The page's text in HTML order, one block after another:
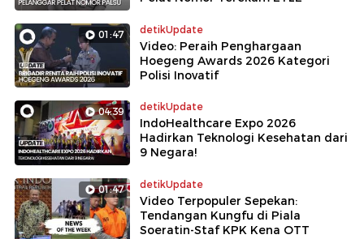
01:47 detikUpdate
Video: Peraih Penghargaan
Hoegeng Awards 2026 Kategori
Polisi Inovatif
04:39 detikUpdate
IndoHealthcare Expo 2026
Hadirkan Teknologi Kesehatan dari
9 Negara!
01:47 detikUpdate
Video Terpopuler Sepekan:
Tendangan Kungfu di Piala
Soeratin-Staf KPK Kena OTT